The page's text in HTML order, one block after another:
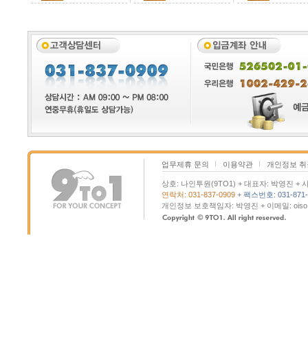
업무제휴 문의 이용약관 개인정보
상호: 나인투원(9TO1) + 대표자: 박영진 +
연락처: 031-837-0909 + 팩스번호: 031-
개인정보 보호책임자: 박영진 + 이메일: